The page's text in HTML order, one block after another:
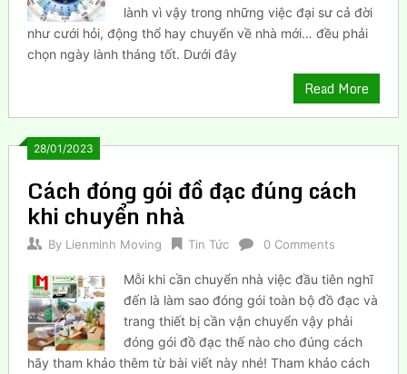
lành vì vậy trong những việc đại sư cả đời
như cưới hỏi, động thổ hay chuyển về nhà mới… đều phải
chọn ngày lành tháng tốt. Dưới đây
Read More
28/01/2023
Cách đóng gói đồ đạc đúng cách
khi chuyển nhà
By Lienminh Moving Tin Tức 0 Comments
Mỗi khi cần chuyển nhà việc đầu tiên nghĩ
đến là làm sao đóng gói toàn bộ đồ đạc và
trang thiết bị cần vận chuyển vậy phải
đóng gói đồ đạc thế nào cho đúng cách
hãy tham khảo thêm từ bài viết này nhé! Tham khảo cách